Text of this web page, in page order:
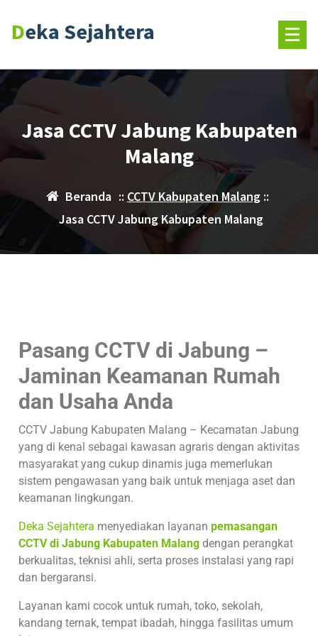
Deka Sejahtera
Jasa CCTV Jabung Kabupaten
Malang
Beranda :: CCTV Kabupaten Malang::
Jasa CCTV Jabung Kabupaten Malang
Pasang CCTV di Jabung –
Jaminan Keamanan Rumah
dan Usaha Anda
CCTV Jabung Kabupaten Malang – Kecamatan Jabung
yang di kenal sebagai kawasan agraris dengan aktivitas
masyarakat yang cukup dinamis juga memerlukan
sistem pengawasan yang baik untuk menjaga aset dan
keamanan lingkungan.
Deka Sejahtera menyediakan layanan pemasangan
CCTV di Jabung Kabupaten Malang dengan perangkat
berkualitas, teknisi ahli, serta proses instalasi yang rapi
dan bergaransi.
Layanan kami cocok untuk rumah, toko, sekolah,
kandang ternak, tempat ibadah, hingga fasilitas umum